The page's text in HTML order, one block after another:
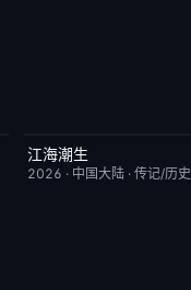
更新至第28集
江海潮生
2026 · 中国大陆 ·传记/历史